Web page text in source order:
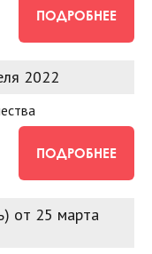
ПОДРОБНЕЕ
2022
ПОДРОБНЕЕ
от 25 марта